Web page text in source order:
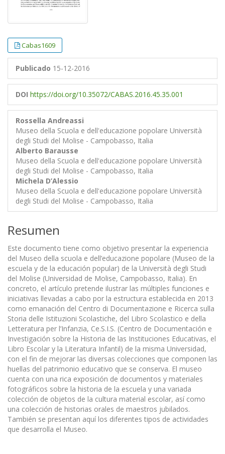
Cabas1609
Publicado 15-12-2016
DOI https://doi.org/10.35072/CABAS.2016.45.35.001
Rossella Andreassi
Museo della Scuola e dell'educazione popolare Università
degli Studi del Molise - Campobasso, Italia
Alberto Barausse
Museo della Scuola e dell'educazione popolare Università
degli Studi del Molise - Campobasso, Italia
Michela D’Alessio
Museo della Scuola e dell'educazione popolare Università
degli Studi del Molise - Campobasso, Italia
Resumen
Este documento tiene como objetivo presentar la experiencia
del Museo della scuola e dell’educazione popolare (Museo de la
escuela y de la educación popular) de la Università degli Studi
del Molise (Universidad de Molise, Campobasso, Italia). En
concreto, el artículo pretende ilustrar las múltiples funciones e
iniciativas llevadas a cabo por la estructura establecida en 2013
como emanación del Centro di Documentazione e Ricerca sulla
Storia delle Istituzioni Scolastiche, del Libro Scolastico e della
Letteratura per l’Infanzia, Ce.S.I.S. (Centro de Documentación e
Investigación sobre la Historia de las Instituciones Educativas, el
Libro Escolar y la Literatura Infantil) de la misma Universidad,
con el fin de mejorar las diversas colecciones que componen las
huellas del patrimonio educativo que se conserva. El museo
cuenta con una rica exposición de documentos y materiales
fotográficos sobre la historia de la escuela y una variada
colección de objetos de la cultura material escolar, así como
una colección de historias orales de maestros jubilados.
También se presentan aquí los diferentes tipos de actividades
que desarrolla el Museo.